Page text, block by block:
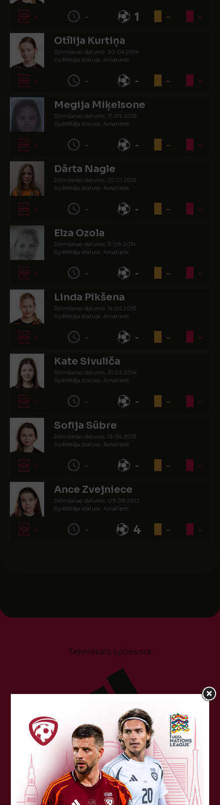
- - 1 - -
Otīlija Kurtiņa
Dzimšanas datums: 30.04.2014.
Spēlētāja statuss: Amatieris
- - - - -
Megija Miķelsone
Dzimšanas datums: 17.09.2013.
Spēlētāja statuss: Amatieris
- - - - -
Dārta Nagle
Dzimšanas datums: 01.01.2012.
Spēlētāja statuss: Amatieris
- - - - -
Elza Ozola
Dzimšanas datums: 11.06.2014.
Spēlētāja statuss: Amatieris
- - - - -
Linda Pikšena
Dzimšanas datums: 14.05.2013.
Spēlētāja statuss: Amatieris
- - - - -
Kate Sivuliča
Dzimšanas datums: 31.05.2014.
Spēlētāja statuss: Amatieris
- - - - -
Sofija Sūbre
Dzimšanas datums: 13.04.2013.
Spēlētāja statuss: Amatieris
- - - - -
Ance Zvejniece
Dzimšanas datums: 09.08.2012.
Spēlētāja statuss: Amatieris
- - 4 - -
Tehniskais sponsors
Sponsori